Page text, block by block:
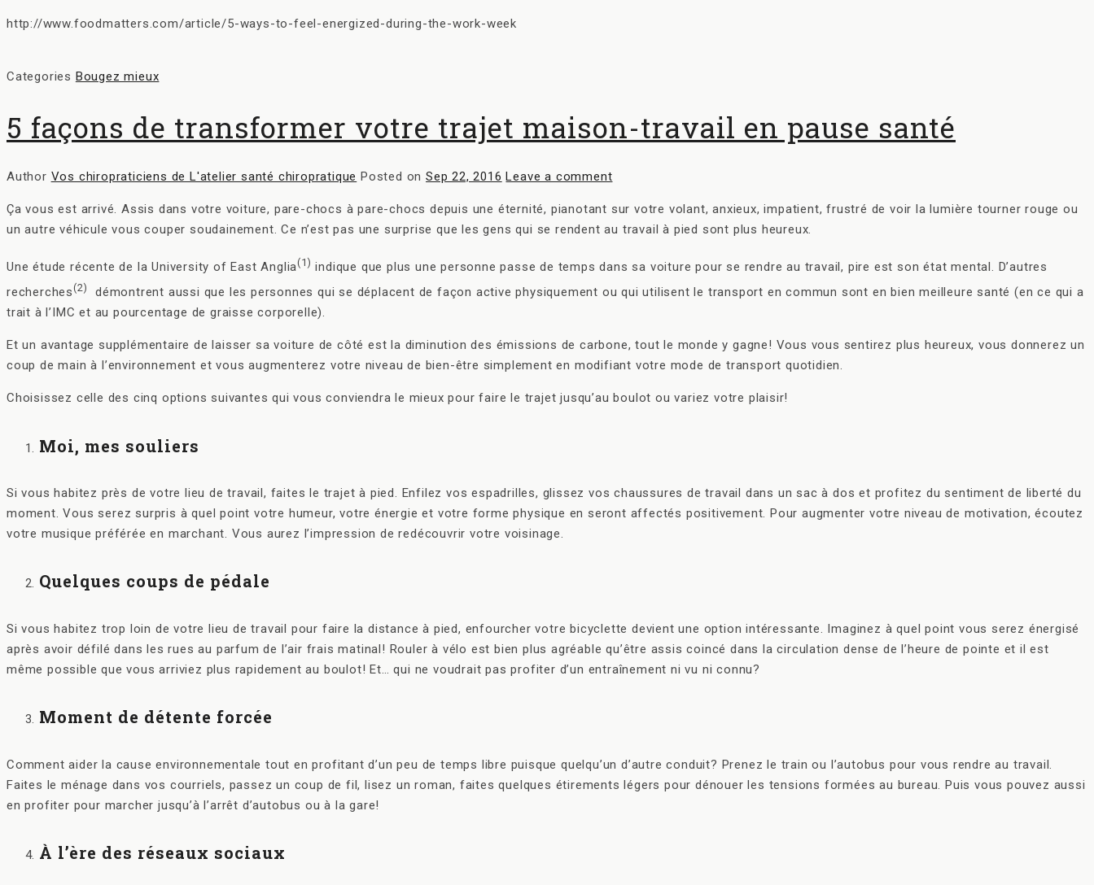
http://www.foodmatters.com/article/5-ways-to-feel-energized-during-the-work-week
Categories Bougez mieux
5 façons de transformer votre trajet maison-travail en pause santé
Author Vos chiropraticiens de L'atelier santé chiropratique Posted onSep 22, 2016 Leave a comment
Ça vous est arrivé. Assis dans votre voiture, pare-chocs à pare-chocs depuis une éternité, pianotant sur votre volant, anxieux, impatient, frustré de voir la lumière tourner rouge ou
un autre véhicule vous couper soudainement. Ce n’est pas une surprise que les gens qui se rendent au travail à pied sont plus heureux.
Une étude récente de la University of East Anglia(1) indique que plus une personne passe de temps dans sa voiture pour se rendre au travail, pire est son état mental. D’autres
recherches(2)
démontrent aussi que les personnes qui se déplacent de façon active physiquement ou qui utilisent le transport en commun sont en bien meilleure santé (en ce qui a
trait à l’IMC et au pourcentage de graisse corporelle).
Et un avantage supplémentaire de laisser sa voiture de côté est la diminution des émissions de carbone, tout le monde y gagne! Vous vous sentirez plus heureux, vous donnerez un
coup de main à l’environnement et vous augmenterez votre niveau de bien-être simplement en modifiant votre mode de transport quotidien.
Choisissez celle des cinq options suivantes qui vous conviendra le mieux pour faire le trajet jusqu’au boulot ou variez votre plaisir!
Moi, mes souliers
Si vous habitez près de votre lieu de travail, faites le trajet à pied. Enfilez vos espadrilles, glissez vos chaussures de travail dans un sac à dos et profitez du sentiment de liberté du
moment. Vous serez surpris à quel point votre humeur, votre énergie et votre forme physique en seront affectés positivement. Pour augmenter votre niveau de motivation, écoutez
votre musique préférée en marchant. Vous aurez l’impression de redécouvrir votre voisinage.
Quelques coups de pédale
Si vous habitez trop loin de votre lieu de travail pour faire la distance à pied, enfourcher votre bicyclette devient une option intéressante. Imaginez à quel point vous serez énergisé
après avoir défilé dans les rues au parfum de l’air frais matinal! Rouler à vélo est bien plus agréable qu’être assis coincé dans la circulation dense de l’heure de pointe et il est
même possible que vous arriviez plus rapidement au boulot! Et… qui ne voudrait pas profiter d’un entraînement ni vu ni connu?
Moment de détente forcée
Comment aider la cause environnementale tout en profitant d’un peu de temps libre puisque quelqu’un d’autre conduit? Prenez le train ou l’autobus pour vous rendre au travail.
Faites le ménage dans vos courriels, passez un coup de fil, lisez un roman, faites quelques étirements légers pour dénouer les tensions formées au bureau. Puis vous pouvez aussi
en profiter pour marcher jusqu’à l’arrêt d’autobus ou à la gare!
À l’ère des réseaux sociaux